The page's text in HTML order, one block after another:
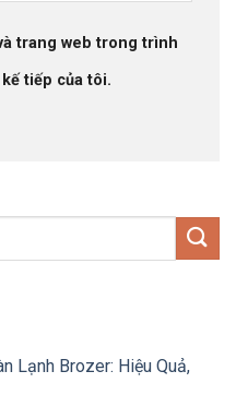
trang web trong trình
tiếp của tôi.
Lạnh Brozer: Hiệu Quả,